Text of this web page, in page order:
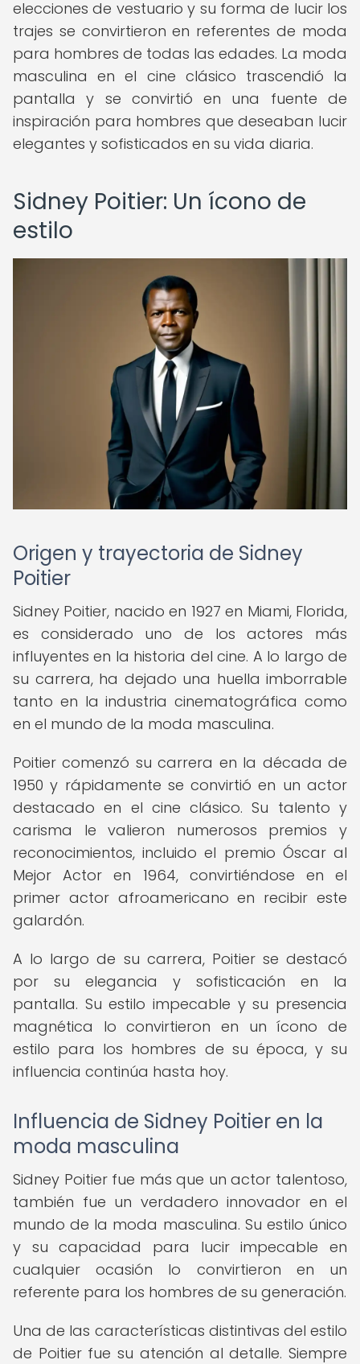
elecciones de vestuario y su forma de lucir los
trajes se convirtieron en referentes de moda
para hombres de todas las edades. La moda
masculina en el cine clásico trascendió la
pantalla y se convirtió en una fuente de
inspiración para hombres que deseaban lucir
elegantes y sofisticados en su vida diaria.
Sidney Poitier: Un ícono de
estilo
Origen y trayectoria de Sidney
Poitier
Sidney Poitier, nacido en 1927 en Miami, Florida,
es considerado uno de los actores más
influyentes en la historia del cine. A lo largo de
su carrera, ha dejado una huella imborrable
tanto en la industria cinematográfica como
en el mundo de la moda masculina.
Poitier comenzó su carrera en la década de
1950 y rápidamente se convirtió en un actor
destacado en el cine clásico. Su talento y
carisma le valieron numerosos premios y
reconocimientos, incluido el premio Óscar al
Mejor Actor en 1964, convirtiéndose en el
primer actor afroamericano en recibir este
galardón.
A lo largo de su carrera, Poitier se destacó
por su elegancia y sofisticación en la
pantalla. Su estilo impecable y su presencia
magnética lo convirtieron en un ícono de
estilo para los hombres de su época, y su
influencia continúa hasta hoy.
Influencia de Sidney Poitier en la
moda masculina
Sidney Poitier fue más que un actor talentoso,
también fue un verdadero innovador en el
mundo de la moda masculina. Su estilo único
y su capacidad para lucir impecable en
cualquier ocasión lo convirtieron en un
referente para los hombres de su generación.
Una de las características distintivas del estilo
de Poitier fue su atención al detalle. Siempre